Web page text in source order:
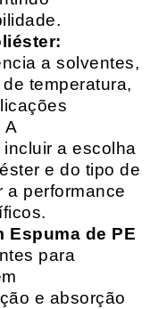
a solventes,
temperatura,
A
a escolha
e do tipo de
a performance
Espuma de PE
para
e absorção